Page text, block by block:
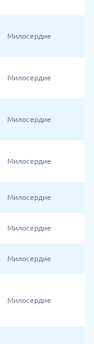
Милосердие
Милосердие
Милосердие
Милосердие
Милосердие
Милосердие
Милосердие
Милосердие